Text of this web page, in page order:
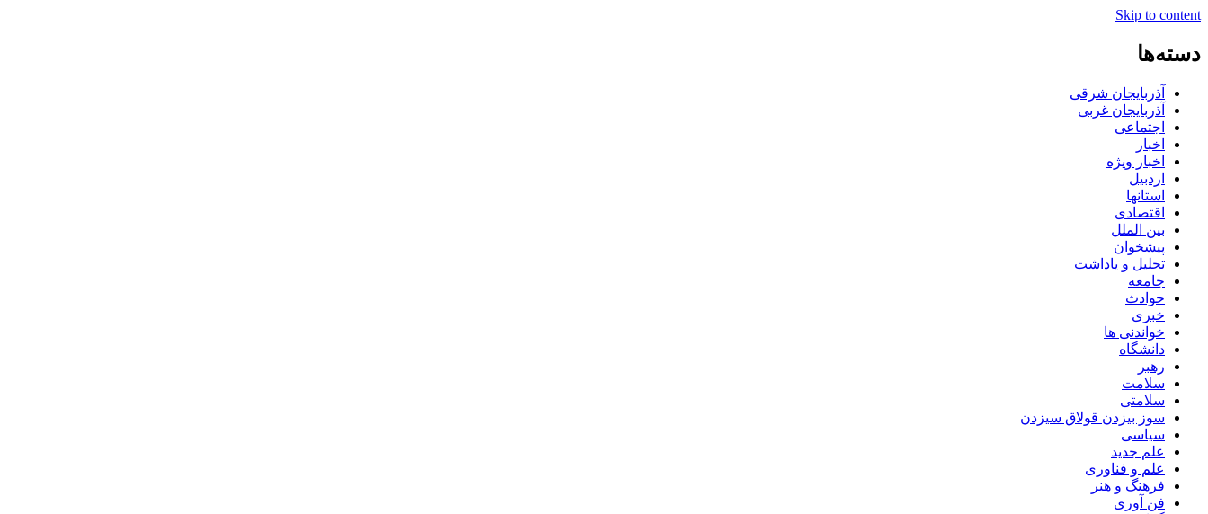
Skip to content
دسته‌ها
آذربایجان شرقی
آذربایجان غربی
اجتماعی
اخبار
اخبار ویژه
اردبیل
استانها
اقتصادی
بین الملل
پیشخوان
تحلیل و یاداشت
جامعه
حوادث
خبری
خواندنی ها
دانشگاه
رهبر
سلامت
سلامتی
سوز بیزدن قولاق سیزدن
سیاسی
علم جدید
علم و فناوری
فرهنگ و هنر
فن آوری